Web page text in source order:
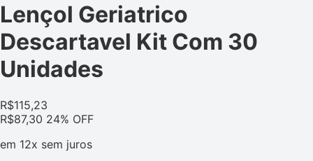
Lençol Geriatrico
Descartavel Kit Com 30
Unidades
R$115,23
R$87,30 24% OFF
em 12x sem juros